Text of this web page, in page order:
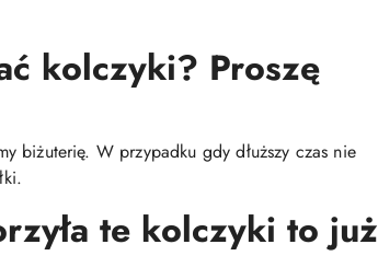
kolczyki? Proszę
biżuterię. W przypadku gdy dłuższy czas nie
te kolczyki to już